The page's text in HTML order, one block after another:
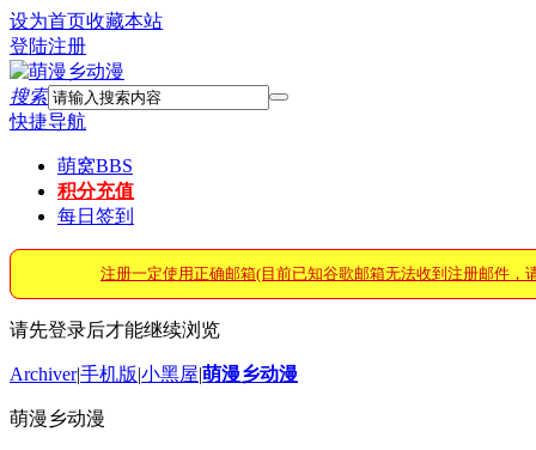
设为首页收藏本站
登陆注册
搜索
快捷导航
萌窝BBS
积分充值
每日签到
注册一定使用正确邮箱(目前已知谷歌邮箱无法收到注册邮件，
请先登录后才能继续浏览
Archiver|手机版|小黑屋|萌漫乡动漫
萌漫乡动漫